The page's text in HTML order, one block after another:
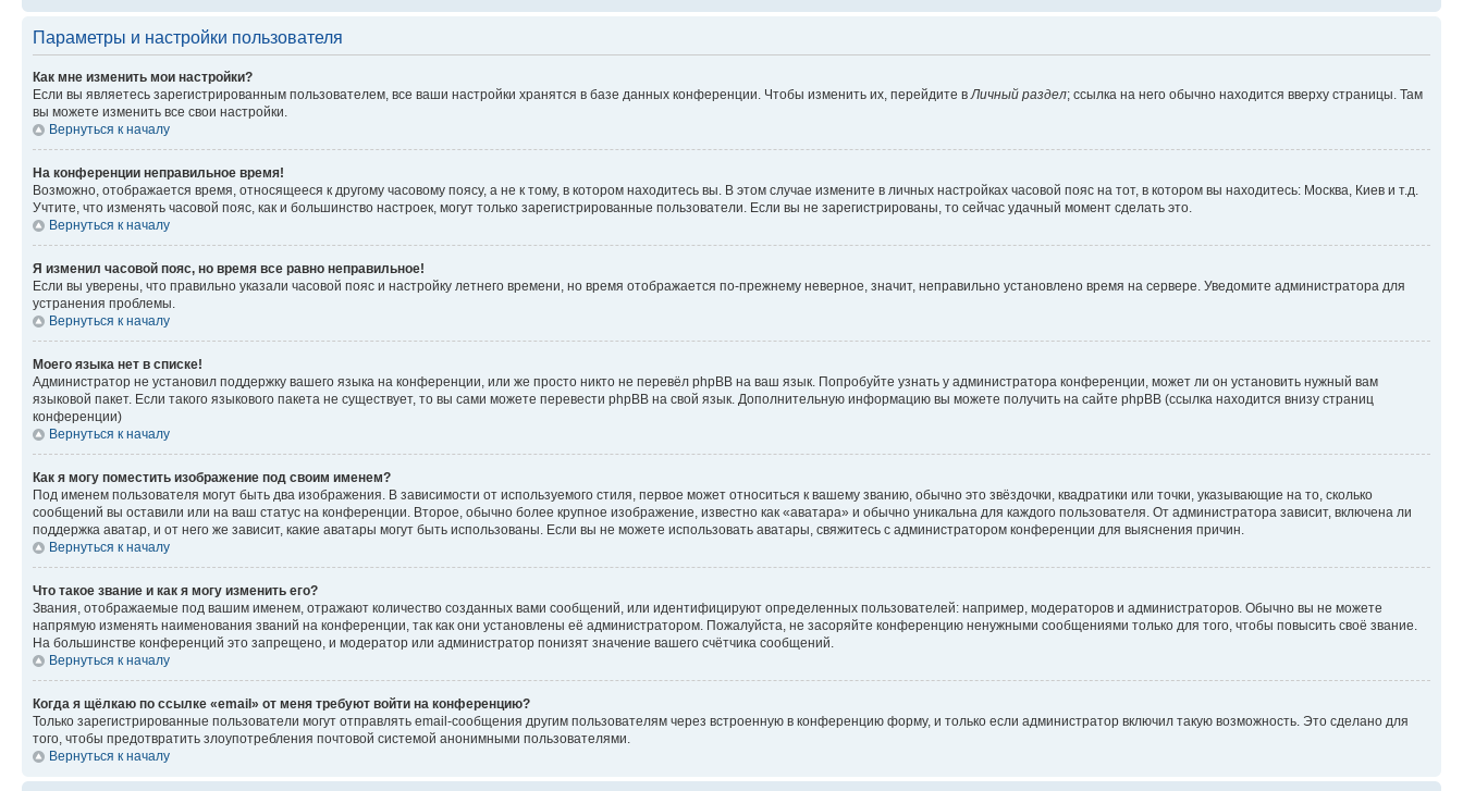
Параметры и настройки пользователя
Как мне изменить мои настройки?
Если вы являетесь зарегистрированным пользователем, все ваши настройки хранятся в базе данных конференции. Чтобы изменить их, перейдите в Личный раздел; ссылка на него обычно находится вверху страницы. Там
вы можете изменить все свои настройки.
Вернуться к началу
На конференции неправильное время!
Возможно, отображается время, относящееся к другому часовому поясу, а не к тому, в котором находитесь вы. В этом случае измените в личных настройках часовой пояс на тот, в котором вы находитесь: Москва, Киев и т.д.
Учтите, что изменять часовой пояс, как и большинство настроек, могут только зарегистрированные пользователи. Если вы не зарегистрированы, то сейчас удачный момент сделать это.
Вернуться к началу
Я изменил часовой пояс, но время все равно неправильное!
Если вы уверены, что правильно указали часовой пояс и настройку летнего времени, но время отображается по-прежнему неверное, значит, неправильно установлено время на сервере. Уведомите администратора для
устранения проблемы.
Вернуться к началу
Моего языка нет в списке!
Администратор не установил поддержку вашего языка на конференции, или же просто никто не перевёл phpBB на ваш язык. Попробуйте узнать у администратора конференции, может ли он установить нужный вам
языковой пакет. Если такого языкового пакета не существует, то вы сами можете перевести phpBB на свой язык. Дополнительную информацию вы можете получить на сайте phpBB (ссылка находится внизу страниц
конференции)
Вернуться к началу
Как я могу поместить изображение под своим именем?
Под именем пользователя могут быть два изображения. В зависимости от используемого стиля, первое может относиться к вашему званию, обычно это звёздочки, квадратики или точки, указывающие на то, сколько
сообщений вы оставили или на ваш статус на конференции. Второе, обычно более крупное изображение, известно как «аватара» и обычно уникальна для каждого пользователя. От администратора зависит, включена ли
поддержка аватар, и от него же зависит, какие аватары могут быть использованы. Если вы не можете использовать аватары, свяжитесь с администратором конференции для выяснения причин.
Вернуться к началу
Что такое звание и как я могу изменить его?
Звания, отображаемые под вашим именем, отражают количество созданных вами сообщений, или идентифицируют определенных пользователей: например, модераторов и администраторов. Обычно вы не можете
напрямую изменять наименования званий на конференции, так как они установлены её администратором. Пожалуйста, не засоряйте конференцию ненужными сообщениями только для того, чтобы повысить своё звание.
На большинстве конференций это запрещено, и модератор или администратор понизят значение вашего счётчика сообщений.
Вернуться к началу
Когда я щёлкаю по ссылке «email» от меня требуют войти на конференцию?
Только зарегистрированные пользователи могут отправлять email-сообщения другим пользователям через встроенную в конференцию форму, и только если администратор включил такую возможность. Это сделано для
того, чтобы предотвратить злоупотребления почтовой системой анонимными пользователями.
Вернуться к началу